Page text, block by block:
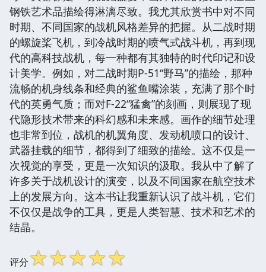
钢铁艺术品描绘得淋漓尽致。我尤其欣赏书中对不同
时期、不同国家的战机风格差异的把握。从二战时期
的螺旋桨飞机，到冷战时期的喷气式战斗机，再到现
代的高科技战机，每一种都有其独特的时代印记和设
计美学。例如，对二战时期P-51“野马”的描绘，那种
流畅的机身线条和经典的鲨鱼嘴涂装，充满了那个时
代的英勇气质；而对F-22“猛禽”的刻画，则展现了现
代隐形技术带来的科幻感和未来感。画作的细节处理
也非常到位，战机的机翼角度、发动机喷口的设计、
武器挂载的细节，都得到了细致的描绘。这不仅是一
次视觉的享受，更是一次知识的汲取。我从中了解了
许多关于战机设计的演变，以及不同国家在航空技术
上的发展方向。这本书让我重新认识了战斗机，它们
不仅仅是战争的工具，更是人类智慧、技术和艺术的
结晶。
评分☆☆☆☆☆